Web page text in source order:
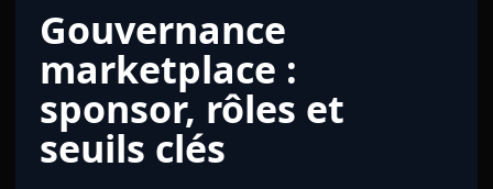
Gouvernance
marketplace :
sponsor, rôles et
seuils clés